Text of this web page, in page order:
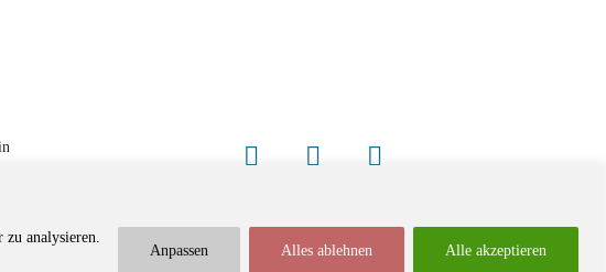
analysieren.
Anpassen Alles ablehnen Alle akzeptieren
Newsletter Impressum / Kontakt